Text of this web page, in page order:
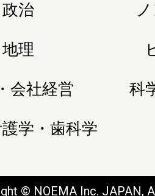
治
理
会社経営 科
学・歯科学
© NOEMA Inc. JAPAN,